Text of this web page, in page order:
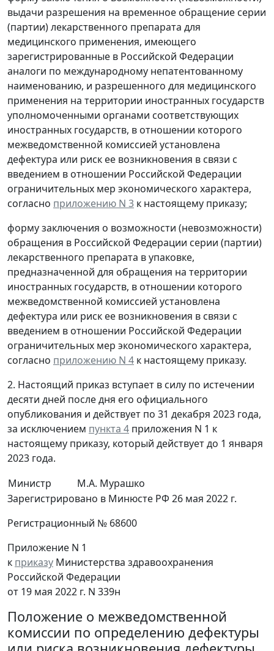
выдачи разрешения на временное обращение серии
(партии) лекарственного препарата для
медицинского применения, имеющего
зарегистрированные в Российской Федерации
аналоги по международному непатентованному
наименованию, и разрешенного для медицинского
применения на территории иностранных государств
уполномоченными органами соответствующих
иностранных государств, в отношении которого
межведомственной комиссией установлена
дефектура или риск ее возникновения в связи с
введением в отношении Российской Федерации
ограничительных мер экономического характера,
согласно приложению N 3 к настоящему приказу;
форму заключения о возможности (невозможности)
обращения в Российской Федерации серии (партии)
лекарственного препарата в упаковке,
предназначенной для обращения на территории
иностранных государств, в отношении которого
межведомственной комиссией установлена
дефектура или риск ее возникновения в связи с
введением в отношении Российской Федерации
ограничительных мер экономического характера,
согласно приложению N 4 к настоящему приказу.
2. Настоящий приказ вступает в силу по истечении
десяти дней после дня его официального
опубликования и действует по 31 декабря 2023 года,
за исключением пункта 4 приложения N 1 к
настоящему приказу, который действует до 1 января
2023 года.
Министр
М.А. Мурашко
Зарегистрировано в Минюсте РФ 26 мая 2022 г.
Регистрационный № 68600
Приложение N 1
к приказу Министерства здравоохранения
Российской Федерации
от 19 мая 2022 г. N 339н
Положение о межведомственной
комиссии по определению дефектуры